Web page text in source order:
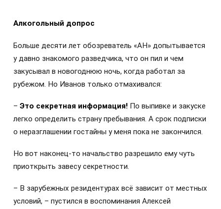
Алкогольный допрос
Больше десяти лет обозреватель «АН» допытывается
у давно знакомого разведчика, что он пил и чем
закусывал в новогоднюю ночь, когда работал за
рубежом. Но Иванов только отмахивался:
– Это секретная информация! По выпивке и закуске
легко определить страну пребывания. А срок подписки
о неразглашении гостайны у меня пока не закончился.
Но вот наконец-то начальство разрешило ему чуть
приоткрыть завесу секретности.
– В зарубежных резидентурах всё зависит от местных
условий, – пустился в воспоминания Алексей